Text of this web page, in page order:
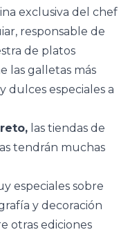
exclusiva del chef
responsable de
de platos
las galletas más
dulces especiales a
las tiendas de
tendrán muchas
especiales sobre
y decoración
otras ediciones